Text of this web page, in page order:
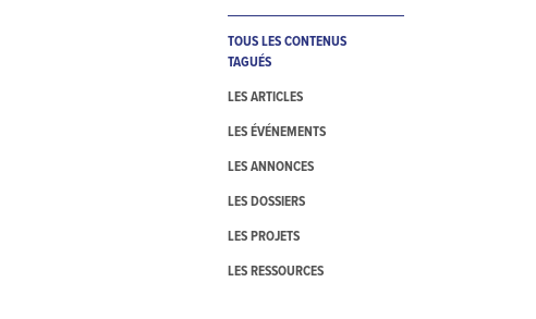
TOUS LES CONTENUS
TAGUÉS
LES ARTICLES
LES ÉVÉNEMENTS
LES ANNONCES
LES DOSSIERS
LES PROJETS
LES RESSOURCES